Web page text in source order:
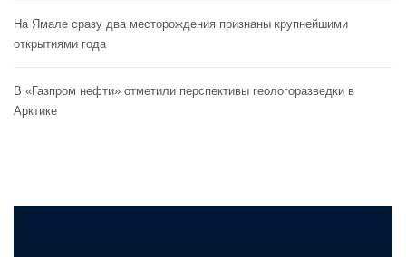
На Ямале сразу два месторождения признаны крупнейшими
открытиями года
В «Газпром нефти» отметили перспективы геологоразведки в
Арктике